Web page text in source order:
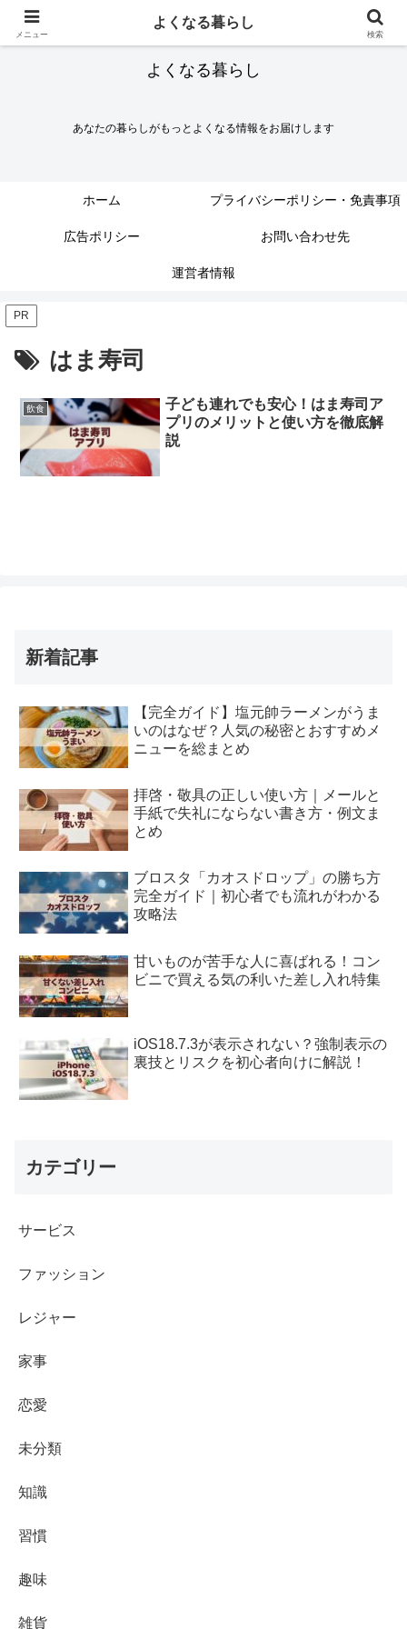
よくなる暮らし
あなたの暮らしがもっとよくなる情報をお届けします
ホーム プライバシーポリシー・免責事項
広告ポリシー お問い合わせ先
運営者情報
PR
はま寿司
飲食
子ども連れでも安心！はま寿司ア
プリのメリットと使い方を徹底解
説
新着記事
【完全ガイド】塩元帥ラーメンがうま
いのはなぜ？人気の秘密とおすすめメ
ニューを総まとめ
拝啓・敬具の正しい使い方｜メールと
手紙で失礼にならない書き方・例文ま
とめ
ブロスタ「カオスドロップ」の勝ち方
完全ガイド｜初心者でも流れがわかる
攻略法
甘いものが苦手な人に喜ばれる！コン
ビニで買える気の利いた差し入れ特集
iOS18.7.3が表示されない？強制表示の
裏技とリスクを初心者向けに解説！
カテゴリー
サービス
ファッション
レジャー
家事
恋愛
未分類
知識
習慣
趣味
雑貨
メニュー
よくなる暮らし
検索